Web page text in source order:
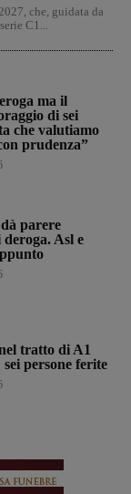
che, guidata da
C1...
ma il
di sei
che valutiamo
prudenza”
parere
Asl e
tratto di A1
persone ferite